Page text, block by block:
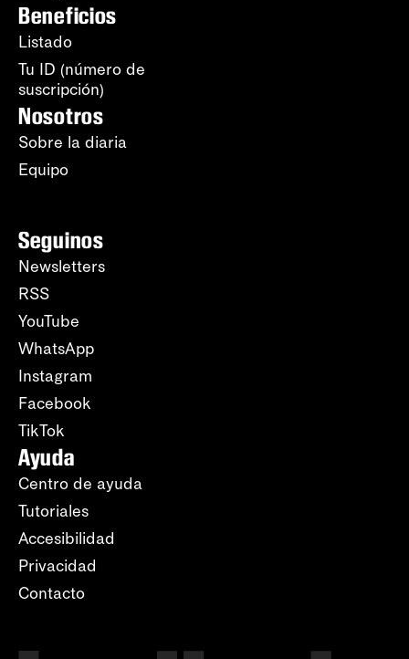
Beneficios
Listado
Tu ID (número de
suscripción)
Nosotros
Sobre la diaria
Equipo
Seguinos
Newsletters
RSS
YouTube
WhatsApp
Instagram
Facebook
TikTok
Ayuda
Centro de ayuda
Tutoriales
Accesibilidad
Privacidad
Contacto